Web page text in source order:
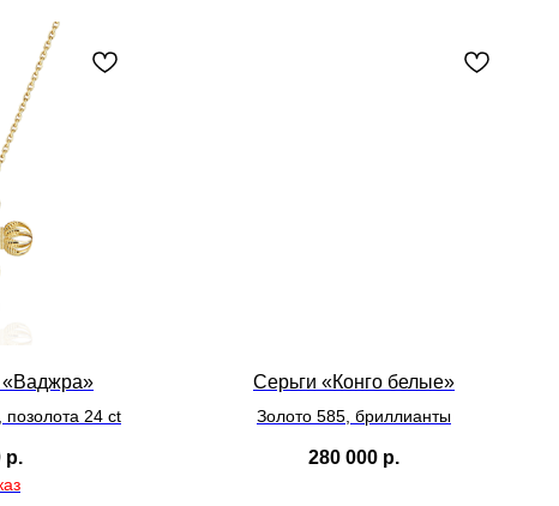
«Ваджра»
24 ct
р.
Серьги «Конго белые»
Золото 585, бриллианты
280 000 р.